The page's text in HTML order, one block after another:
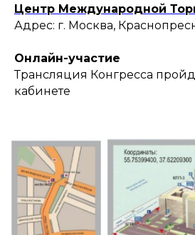
Центр Международной
Адрес: г. Москва,
Онлайн-участие
Трансляция Конгресса
кабинете